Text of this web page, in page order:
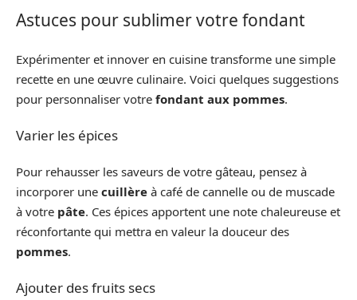
Astuces pour sublimer votre fondant
Expérimenter et innover en cuisine transforme une simple
recette en une œuvre culinaire. Voici quelques suggestions
pour personnaliser votre fondant aux pommes.
Varier les épices
Pour rehausser les saveurs de votre gâteau, pensez à
incorporer une cuillère à café de cannelle ou de muscade
à votre pâte. Ces épices apportent une note chaleureuse et
réconfortante qui mettra en valeur la douceur des
pommes.
Ajouter des fruits secs